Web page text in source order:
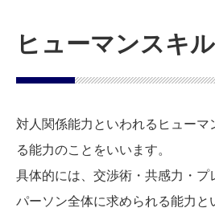
ヒューマンスキル
対人関係能力といわれるヒュー
る能力のことをいいます。
具体的には、交渉術・共感力・
パーソン全体に求められる能力と